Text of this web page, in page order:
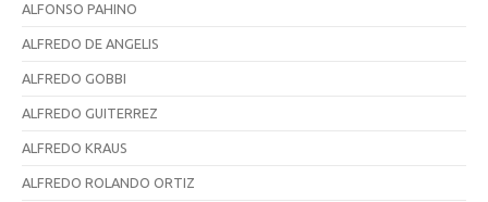
ALFONSO PAHINO
ALFREDO DE ANGELIS
ALFREDO GOBBI
ALFREDO GUITERREZ
ALFREDO KRAUS
ALFREDO ROLANDO ORTIZ